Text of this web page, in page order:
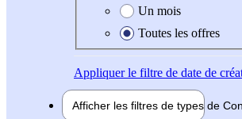
Un mois
Toutes les offres
Appliquerle filtre de date de
Afficher les filtres de types de